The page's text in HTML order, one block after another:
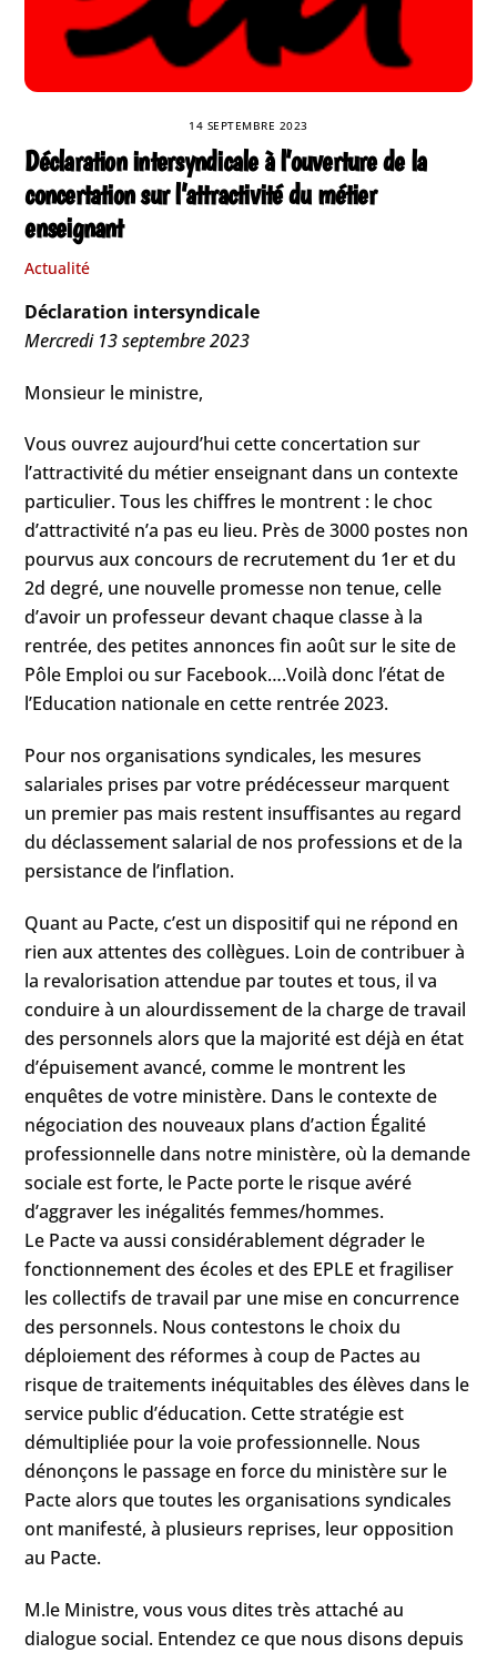
14 SEPTEMBRE 2023
Déclaration intersyndicale à l’ouverture de la
concertation sur l’attractivité du métier
enseignant
Actualité
Déclaration intersyndicale
Mercredi 13 septembre 2023
Monsieur le ministre,
Vous ouvrez aujourd’hui cette concertation sur
l’attractivité du métier enseignant dans un contexte
particulier. Tous les chiffres le montrent : le choc
d’attractivité n’a pas eu lieu. Près de 3000 postes non
pourvus aux concours de recrutement du 1er et du
2d degré, une nouvelle promesse non tenue, celle
d’avoir un professeur devant chaque classe à la
rentrée, des petites annonces fin août sur le site de
Pôle Emploi ou sur Facebook….Voilà donc l’état de
l’Education nationale en cette rentrée 2023.
Pour nos organisations syndicales, les mesures
salariales prises par votre prédécesseur marquent
un premier pas mais restent insuffisantes au regard
du déclassement salarial de nos professions et de la
persistance de l’inflation.
Quant au Pacte, c’est un dispositif qui ne répond en
rien aux attentes des collègues. Loin de contribuer à
la revalorisation attendue par toutes et tous, il va
conduire à un alourdissement de la charge de travail
des personnels alors que la majorité est déjà en état
d’épuisement avancé, comme le montrent les
enquêtes de votre ministère. Dans le contexte de
négociation des nouveaux plans d’action Égalité
professionnelle dans notre ministère, où la demande
sociale est forte, le Pacte porte le risque avéré
d’aggraver les inégalités femmes/hommes.
Le Pacte va aussi considérablement dégrader le
fonctionnement des écoles et des EPLE et fragiliser
les collectifs de travail par une mise en concurrence
des personnels. Nous contestons le choix du
déploiement des réformes à coup de Pactes au
risque de traitements inéquitables des élèves dans le
service public d’éducation. Cette stratégie est
démultipliée pour la voie professionnelle. Nous
dénonçons le passage en force du ministère sur le
Pacte alors que toutes les organisations syndicales
ont manifesté, à plusieurs reprises, leur opposition
au Pacte.
M.le Ministre, vous vous dites très attaché au
dialogue social. Entendez ce que nous disons depuis